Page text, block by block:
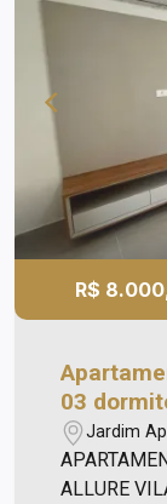
decorado
bar; -
coberta e
jogos; -
elétrico; -
Playground.
R$
03
vagas de
Ema |
Jardim
ALLURE